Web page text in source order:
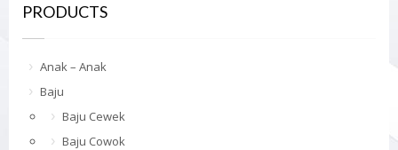
PRODUCTS
Anak – Anak
Baju
Baju Cewek
Baju Cowok